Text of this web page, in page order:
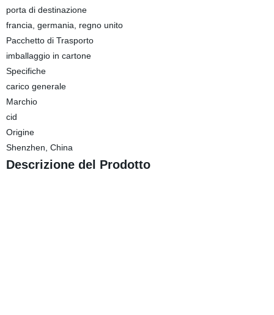
porta di destinazione
francia, germania, regno unito
Pacchetto di Trasporto
imballaggio in cartone
Specifiche
carico generale
Marchio
cid
Origine
Shenzhen, China
Descrizione del Prodotto